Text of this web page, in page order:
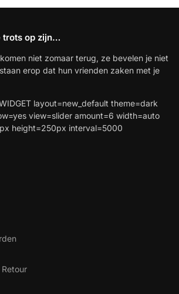
trots op zijn…
niet zomaar terug, ze bevelen je niet
erop dat hun vrienden zaken met je
layout=new_default theme=dark
view=slider amount=6 width=auto
height=250px interval=5000